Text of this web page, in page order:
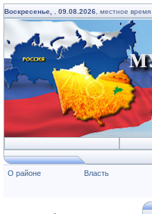
Воскресенье, 09.08.2026 , местное время
О районе Власть